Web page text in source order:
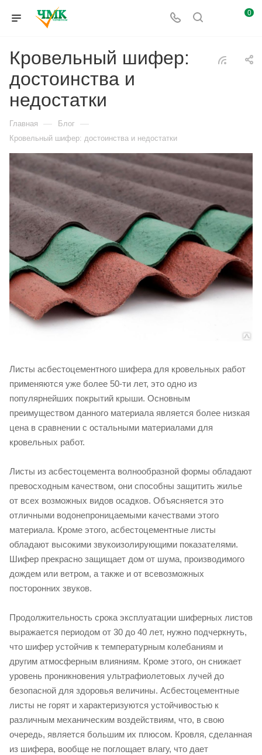
0
Кровельный шифер:
достоинства и
недостатки
Главная — Блог —
Кровельный шифер: достоинства и недостатки
Листы асбестоцементного шифера для кровельных работ
применяются уже более 50-ти лет, это одно из
популярнейших покрытий крыши. Основным
преимуществом данного материала является более низкая
цена в сравнении с остальными материалами для
кровельных работ.
Листы из асбестоцемента волнообразной формы обладают
превосходным качеством, они способны защитить жилье
от всех возможных видов осадков. Объясняется это
отличными водонепроницаемыми качествами этого
материала. Кроме этого, асбестоцементные листы
обладают высокими звукоизолирующими показателями.
Шифер прекрасно защищает дом от шума, производимого
дождем или ветром, а также и от всевозможных
посторонних звуков.
Продолжительность срока эксплуатации шиферных листов
выражается периодом от 30 до 40 лет, нужно подчеркнуть,
что шифер устойчив к температурным колебаниям и
другим атмосферным влияниям. Кроме этого, он снижает
уровень проникновения ультрафиолетовых лучей до
безопасной для здоровья величины. Асбестоцементные
листы не горят и характеризуются устойчивостью к
различным механическим воздействиям, что, в свою
очередь, является большим их плюсом. Кровля, сделанная
из шифера, вообще не поглощает влагу, что дает